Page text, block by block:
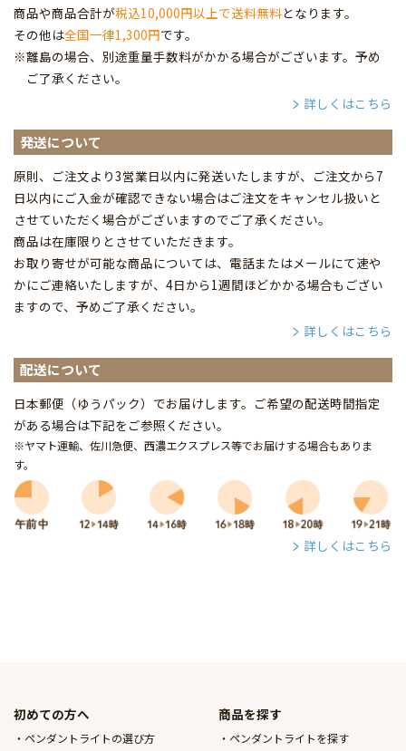
商品や商品合計が税込10,000円以上で送料無料となります。
その他は全国一律1,300円です。
※離島の場合、別途重量手数料がかかる場合がございます。予め
ご了承ください。
詳しくはこちら
発送について
原則、ご注文より3営業日以内に発送いたしますが、ご注文から7
日以内にご入金が確認できない場合はご注文をキャンセル扱いと
させていただく場合がございますのでご了承ください。
商品は在庫限りとさせていただきます。
お取り寄せが可能な商品については、電話またはメールにて速や
かにご連絡いたしますが、4日から1週間ほどかかる場合もござい
ますので、予めご了承ください。
詳しくはこちら
配送について
日本郵便（ゆうパック）でお届けします。ご希望の配送時間指定
がある場合は下記をご参照ください。
※ヤマト運輸、佐川急便、西濃エクスプレス等でお届けする場合もありま
す。
詳しくはこちら
初めての方へ
ペンダントライトの選び方
商品を探す
ペンダントライトを探す